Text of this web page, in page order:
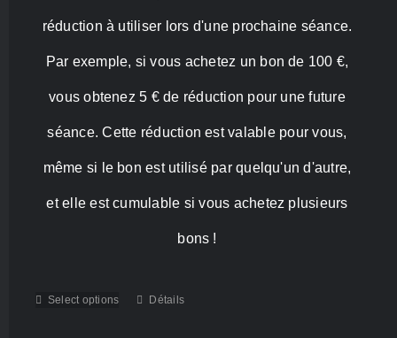
réduction à utiliser lors d'une prochaine séance.
Par exemple, si vous achetez un bon de 100 €,
vous obtenez 5 € de réduction pour une future
séance. Cette réduction est valable pour vous,
même si le bon est utilisé par quelqu'un d'autre,
et elle est cumulable si vous achetez plusieurs
bons !
Select options
Ce
Détails